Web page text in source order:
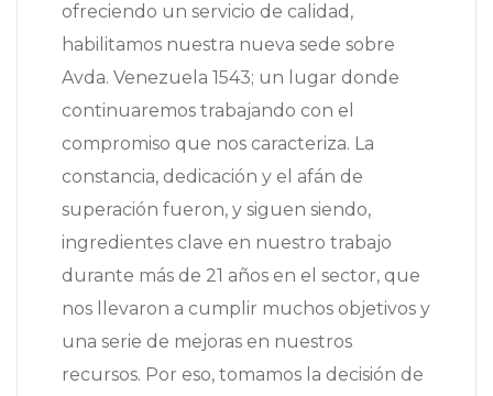
ofreciendo un servicio de calidad,
habilitamos nuestra nueva sede sobre
Avda. Venezuela 1543; un lugar donde
continuaremos trabajando con el
compromiso que nos caracteriza. La
constancia, dedicación y el afán de
superación fueron, y siguen siendo,
ingredientes clave en nuestro trabajo
durante más de 21 años en el sector, que
nos llevaron a cumplir muchos objetivos y
una serie de mejoras en nuestros
recursos. Por eso, tomamos la decisión de